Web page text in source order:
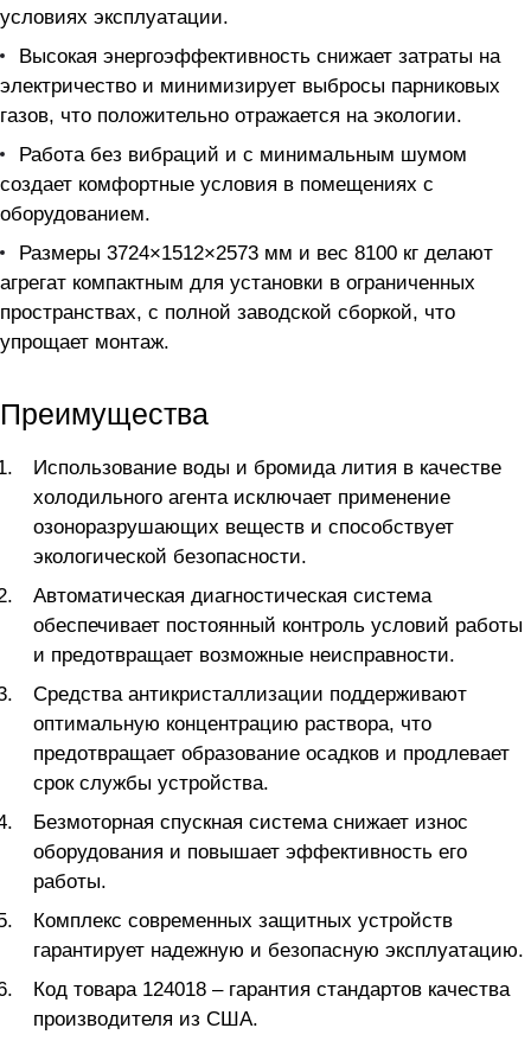
условиях эксплуатации.
Высокая энергоэффективность снижает затраты на
электричество и минимизирует выбросы парниковых
газов, что положительно отражается на экологии.
Работа без вибраций и с минимальным шумом
создает комфортные условия в помещениях с
оборудованием.
Размеры 3724×1512×2573 мм и вес 8100 кг делают
агрегат компактным для установки в ограниченных
пространствах, с полной заводской сборкой, что
упрощает монтаж.
Преимущества
Использование воды и бромида лития в качестве
холодильного агента исключает применение
озоноразрушающих веществ и способствует
экологической безопасности.
Автоматическая диагностическая система
обеспечивает постоянный контроль условий работы
и предотвращает возможные неисправности.
Средства антикристаллизации поддерживают
оптимальную концентрацию раствора, что
предотвращает образование осадков и продлевает
срок службы устройства.
Безмоторная спускная система снижает износ
оборудования и повышает эффективность его
работы.
Комплекс современных защитных устройств
гарантирует надежную и безопасную эксплуатацию.
Код товара 124018 – гарантия стандартов качества
производителя из США.